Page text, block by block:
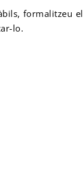
formalitzeu
lo.